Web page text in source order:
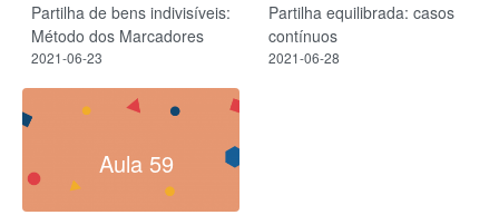
Partilha de bens indivisíveis:
Método dos Marcadores
2021-06-23
Partilha equilibrada: casos
contínuos
2021-06-28
Aula 59